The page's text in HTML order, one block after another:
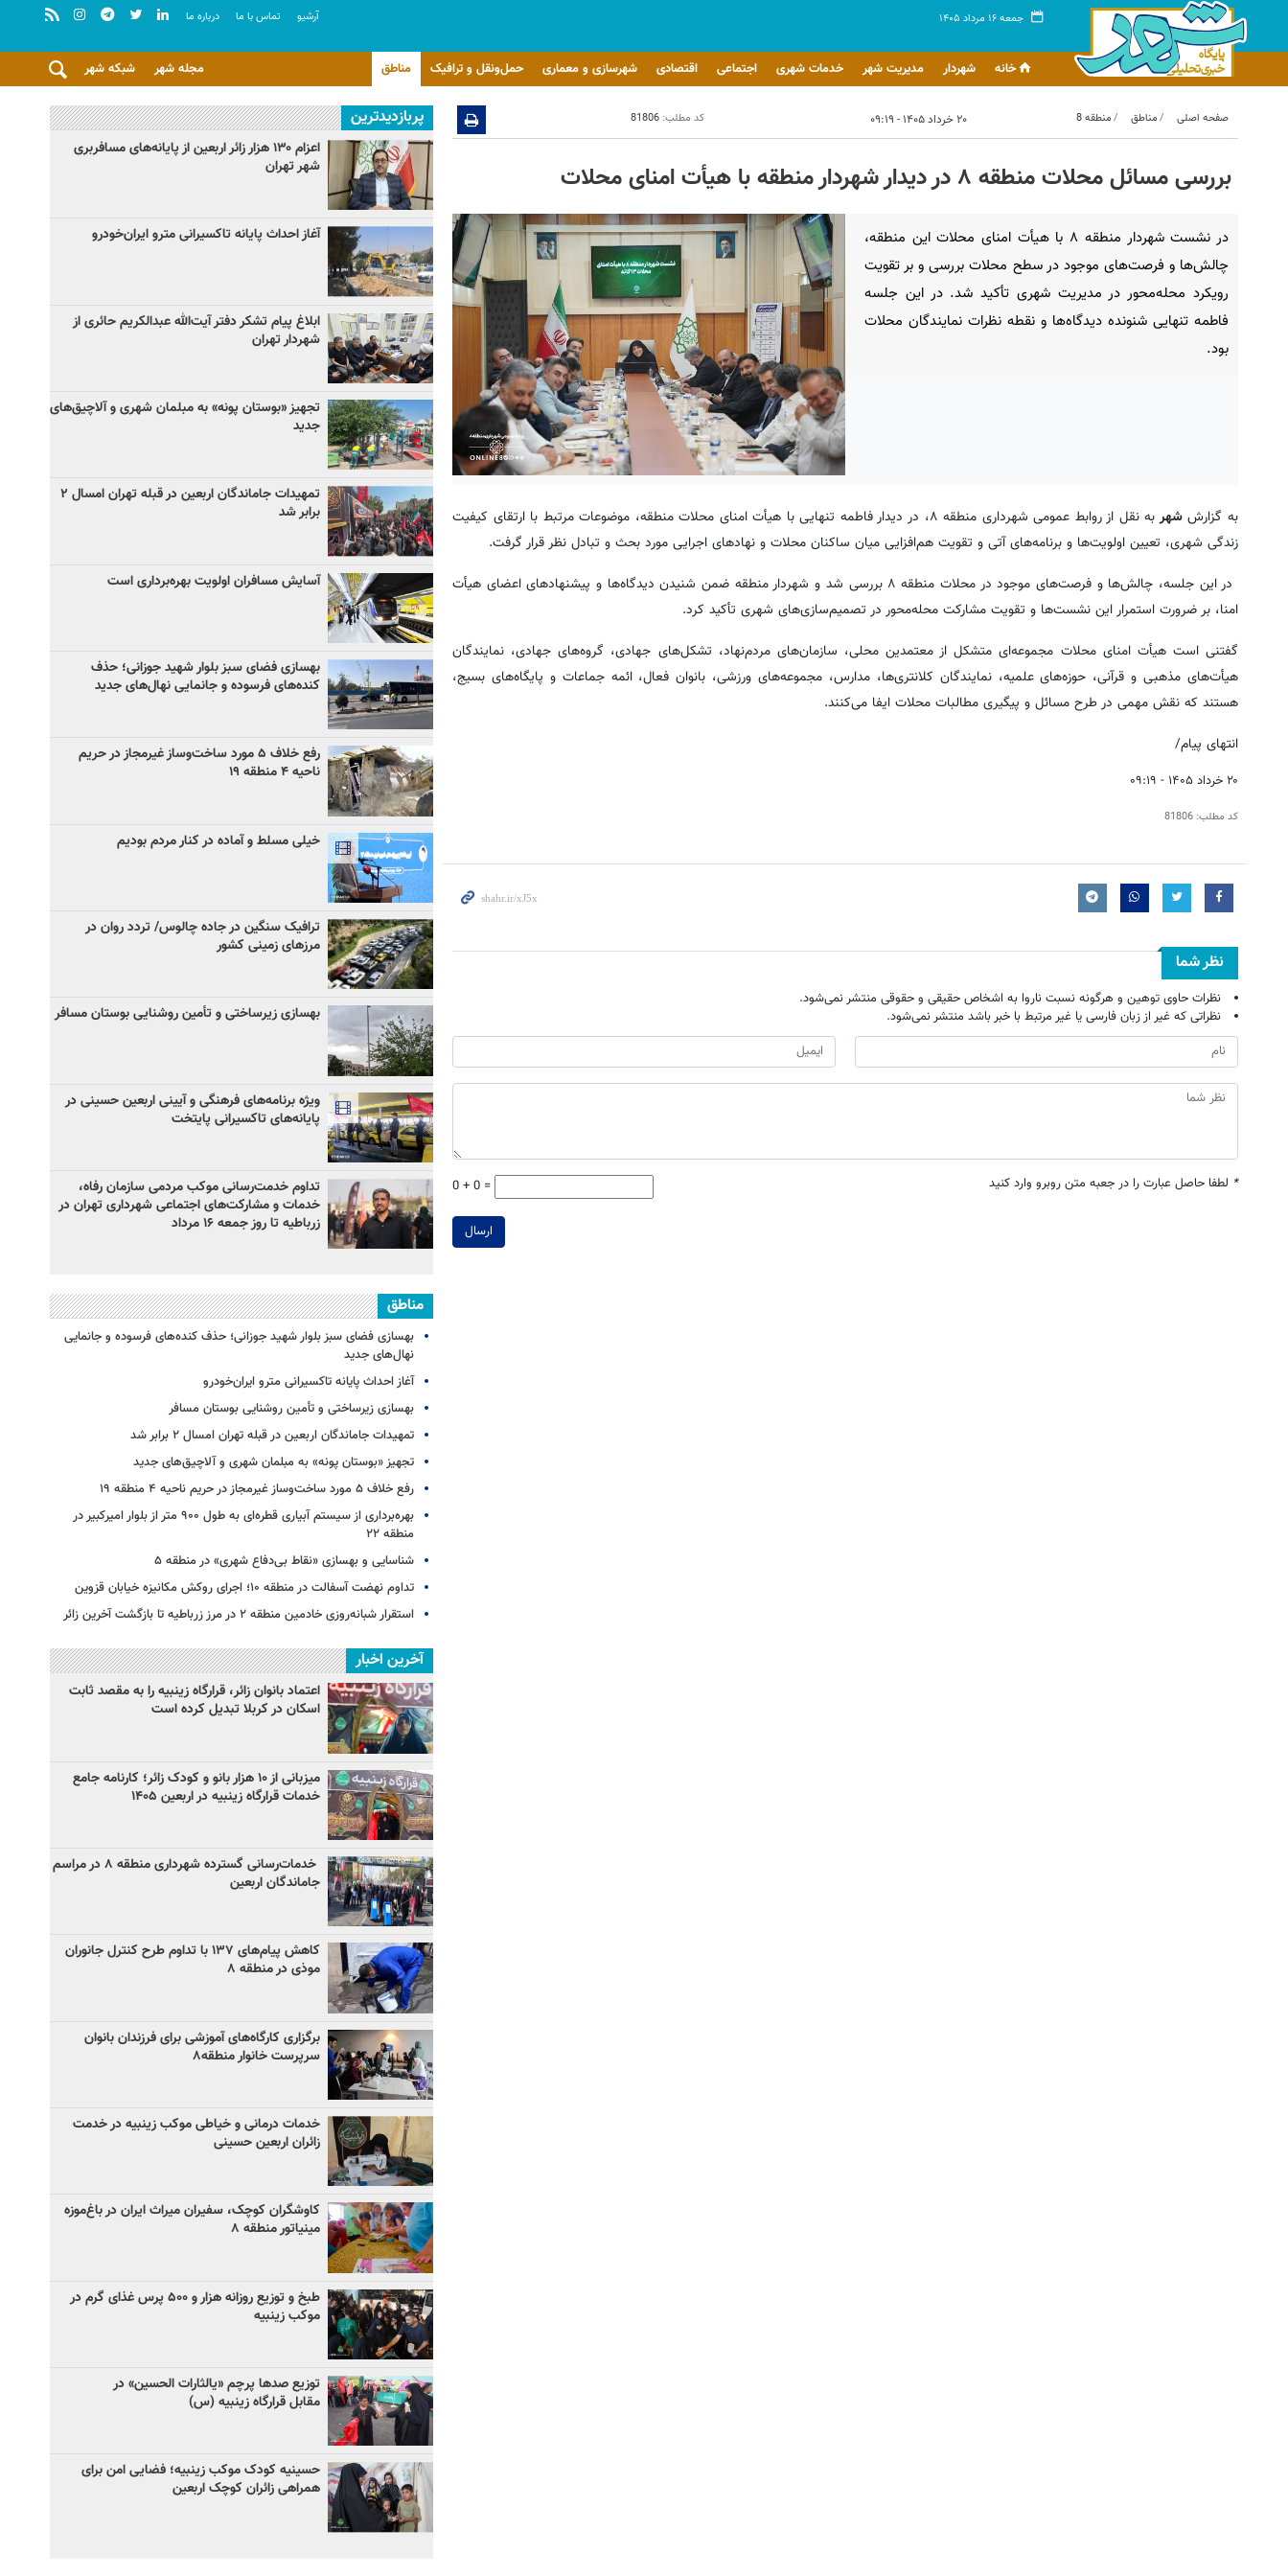
جمعه ۱۶ مرداد ۱۴۰۵ آرشيو تماس با ما درباره ما
خانه شهردار مدیریت شهر خدمات شهری اجتماعی اقتصادی شهرسازی و معماری حمل‌ونقل و ترافیک مناطق شبکه شهر مجله شهر
صفحه اصلی مناطق منطقه 8 ۲۰ خرداد ۱۴۰۵ - ۰۹:۱۹ کد مطلب: 81806
بررسی مسائل محلات منطقه ۸ در دیدار شهردار منطقه با هیأت امنای محلات
در نشست شهردار منطقه ۸ با هیأت امنای محلات این منطقه،
چالش‌ها و فرصت‌های موجود در سطح محلات بررسی و بر تقویت
رویکرد محله‌محور در مدیریت شهری تأکید شد. در این جلسه
فاطمه تنهایی شنونده دیدگاه‌ها و نقطه نظرات نمایندگان محلات
بود.
به گزارششهر
به نقل از روابط عمومی شهرداری منطقه ۸، در دیدار فاطمه تنهایی با هیأت امنای محلات منطقه، موضوعات مرتبط با ارتقای کیفیت
زندگی شهری، تعیین اولویت‌ها و برنامه‌های آتی و تقویت هم‌افزایی میان ساکنان محلات و نهادهای اجرایی مورد بحث و تبادل نظر قرار گرفت.
در این جلسه، چالش‌ها و فرصت‌های موجود در محلات منطقه ۸ بررسی شد و شهردار منطقه ضمن شنیدن دیدگاه‌ها و پیشنهادهای اعضای هیأت
امنا، بر ضرورت استمرار این نشست‌ها و تقویت مشارکت محله‌محور در تصمیم‌سازی‌های شهری تأکید کرد.
گفتنی است هیأت امنای محلات مجموعه‌ای متشکل از معتمدین محلی، سازمان‌های مردم‌نهاد، تشکل‌های جهادی، گروه‌های جهادی، نمایندگان
هیأت‌های مذهبی و قرآنی، حوزه‌های علمیه، نمایندگان کلانتری‌ها، مدارس، مجموعه‌های ورزشی، بانوان فعال، ائمه جماعات و پایگاه‌های بسیج،
هستند که نقش مهمی در طرح مسائل و پیگیری مطالبات محلات ایفا می‌کنند.
انتهای پیام/
۲۰ خرداد ۱۴۰۵ - ۰۹:۱۹
کد مطلب: 81806
نظر شما
نظرات حاوی توهین و هرگونه نسبت ناروا به اشخاص حقیقی و حقوقی منتشر نمی‌شود.
نظراتی که غیر از زبان فارسی یا غیر مرتبط با خبر باشد منتشر نمی‌شود.
* لطفا حاصل عبارت را در جعبه متن روبرو وارد کنید 0 + 0 =
ارسال
پربازدیدترین
اعزام ۱۳۰ هزار زائر اربعین از پایانه‌های مسافربری
شهر تهران
آغاز احداث پایانه تاکسیرانی مترو ایران‌خودرو
ابلاغ پیام تشکر دفتر آیت‌الله عبدالکریم حائری از
شهردار تهران
تجهیز «بوستان پونه» به مبلمان شهری و آلاچیق‌های
جدید
تمهیدات جاماندگان اربعین در قبله تهران امسال ۲
برابر شد
آسایش مسافران اولویت بهره‌برداری است
بهسازی فضای سبز بلوار شهید جوزانی؛ حذف
کنده‌های فرسوده و جانمایی نهال‌های جدید
رفع خلاف ۵ مورد ساخت‌وساز غیرمجاز در حریم
ناحیه ۴ منطقه ۱۹
خیلی مسلط و آماده در کنار مردم بودیم
ترافیک سنگین در جاده چالوس/ تردد روان در
مرزهای زمینی کشور
بهسازی زیرساختی و تأمین روشنایی بوستان مسافر
ویژه برنامه‌های فرهنگی و آیینی اربعین حسینی در
پایانه‌های تاکسیرانی پایتخت
تداوم خدمت‌رسانی موکب مردمی سازمان رفاه،
خدمات و مشارکت‌های اجتماعی شهرداری تهران در
زرباطیه تا روز جمعه ۱۶ مرداد
مناطق
بهسازی فضای سبز بلوار شهید جوزانی؛ حذف کنده‌های فرسوده و جانمایی
نهال‌های جدید
آغاز احداث پایانه تاکسیرانی مترو ایران‌خودرو
بهسازی زیرساختی و تأمین روشنایی بوستان مسافر
تمهیدات جاماندگان اربعین در قبله تهران امسال ۲ برابر شد
تجهیز «بوستان پونه» به مبلمان شهری و آلاچیق‌های جدید
رفع خلاف ۵ مورد ساخت‌وساز غیرمجاز در حریم ناحیه ۴ منطقه ۱۹
بهره‌برداری از سیستم آبیاری قطره‌ای به طول ۹۰۰ متر از بلوار امیرکبیر در
منطقه ۲۲
شناسایی و بهسازی «نقاط بی‌دفاع شهری» در منطقه ۵
تداوم نهضت آسفالت در منطقه ۱۰؛ اجرای روکش مکانیزه خیابان قزوین
استقرار شبانه‌روزی خادمین منطقه ۲ در مرز زرباطیه تا بازگشت آخرین زائر
آخرین اخبار
اعتماد بانوان زائر، قرارگاه زینبیه را به مقصد ثابت
اسکان در کربلا تبدیل کرده است
میزبانی از ۱۰ هزار بانو و کودک زائر؛ کارنامه جامع
خدمات قرارگاه زینبیه در اربعین ۱۴۰۵
خدمات‌رسانی گسترده شهرداری منطقه ۸ در مراسم
جاماندگان اربعین
کاهش پیام‌های ۱۳۷ با تداوم طرح کنترل جانوران
موذی در منطقه ۸
برگزاری کارگاه‌های آموزشی برای فرزندان بانوان
سرپرست خانوار منطقه۸
خدمات درمانی و خیاطی موکب زینبیه در خدمت
زائران اربعین حسینی
کاوشگران کوچک، سفیران میراث ایران در باغ‌موزه
مینیاتور منطقه ۸
طبخ و توزیع روزانه هزار و ۵۰۰ پرس غذای گرم در
موکب زینبیه
توزیع صدها پرچم «یالثارات الحسین» در
مقابل قرارگاه زینبیه (س)
حسینیه کودک موکب زینبیه؛ فضایی امن برای
همراهی زائران کوچک اربعین